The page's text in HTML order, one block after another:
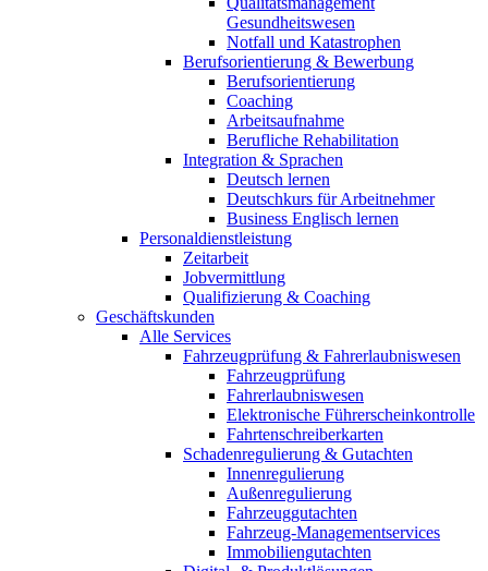
Gesundheitswesen
Notfall und Katastrophen
Berufsorientierung & Bewerbung
Berufsorientierung
Coaching
Arbeitsaufnahme
Berufliche Rehabilitation
Integration & Sprachen
Deutsch lernen
Deutschkurs für Arbeitnehmer
Business Englisch lernen
Personaldienstleistung
Zeitarbeit
Jobvermittlung
Qualifizierung & Coaching
Geschäftskunden
Alle Services
Fahrzeugprüfung & Fahrerlaubniswesen
Fahrzeugprüfung
Fahrerlaubniswesen
Elektronische Führerscheinkontrolle
Fahrtenschreiberkarten
Schadenregulierung & Gutachten
Innenregulierung
Außenregulierung
Fahrzeuggutachten
Fahrzeug-Managementservices
Immobiliengutachten